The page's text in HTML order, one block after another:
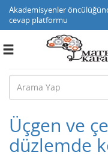
Akademisyenler
cevap platformu
Toggle
Üçgen ve
düzlemde